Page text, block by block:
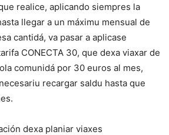
realice, aplicando siempres la
llegar a un máximu mensual de
cantidá, va pasar a aplicase
CONECTA 30, que dexa viaxar de
comunidá por 30 euros al mes,
recargar saldu hasta que
dexa planiar viaxes